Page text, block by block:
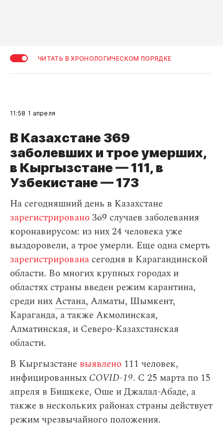
ЧИТАТЬ В ХРОНОЛОГИЧЕСКОМ ПОРЯДКЕ
11:58 1 апреля
В Казахстане 369
заболевших и трое умерших,
в Кыргызстане — 111, в
Узбекистане — 173
На сегодняшний день в Казахстане
зарегистрировано369 случаев заболевания
коронавирусом: из них 24 человека уже
выздоровели, а трое умерли. Еще одна смерть
зарегистрирована сегодня в Карагандинской
области. Во многих крупных городах и
областях страны введен режим карантина,
среди нихАстана, Алматы, Шымкент,
Караганда, а также Акмолинская,
Алматинская, и Северо-Казахстанская
области.
В Кыргызстане выявлено 111 человек,
инфицированных COVID-19. С 25 марта по 15
апреля в Бишкеке, Оше и Джалал-Абаде, а
также в нескольких районах страны действует
режим чрезвычайного положения.